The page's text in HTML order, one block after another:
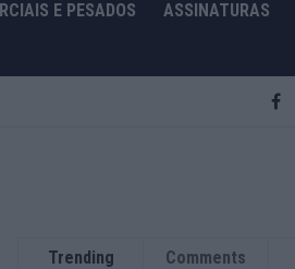
E PESADOS ASSINATURAS
Trending Comments